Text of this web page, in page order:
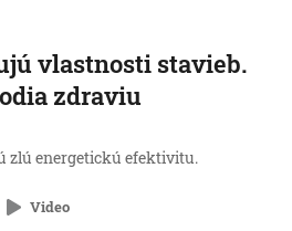
vlastnosti stavieb.
zdraviu
zlú energetickú efektivitu.
Video